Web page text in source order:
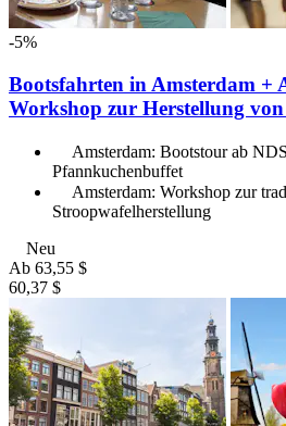
-5%
Bootsfahrten in Amsterdam +
Workshop zur Herstellung
Amsterdam: Bootstour ab
Pfannkuchenbuffet
Amsterdam: Workshop zur
Stroopwafelherstellung
Neu
Ab 63,55 $
60,37 $